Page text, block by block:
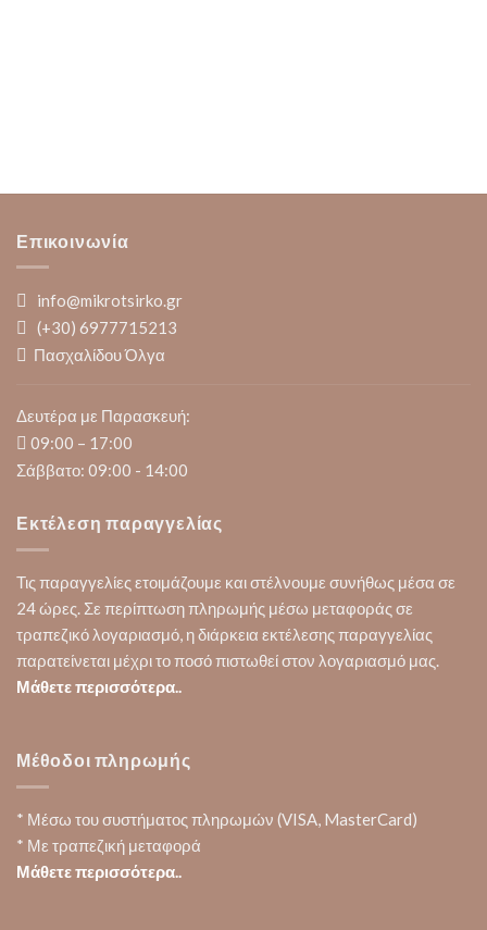
Επικοινωνία
info@mikrotsirko.gr
(+30) 6977715213
Πασχαλίδου Όλγα
Δευτέρα με Παρασκευή:
09:00 – 17:00
Σάββατο: 09:00 - 14:00
Εκτέλεση παραγγελίας
Τις παραγγελίες ετοιμάζουμε και στέλνουμε συνήθως μέσα σε
24 ώρες. Σε περίπτωση πληρωμής μέσω μεταφοράς σε
τραπεζικό λογαριασμό, η διάρκεια εκτέλεσης παραγγελίας
παρατείνεται μέχρι το ποσό πιστωθεί στον λογαριασμό μας.
Μάθετε περισσότερα..
Μέθοδοι πληρωμής
* Μέσω του συστήματος πληρωμών (VISA, MasterCard)
* Με τραπεζική μεταφορά
Μάθετε περισσότερα..